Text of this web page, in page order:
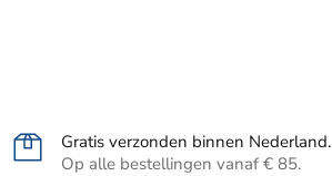
Gratis verzonden binnen Nederland.
Op alle bestellingen vanaf € 85.